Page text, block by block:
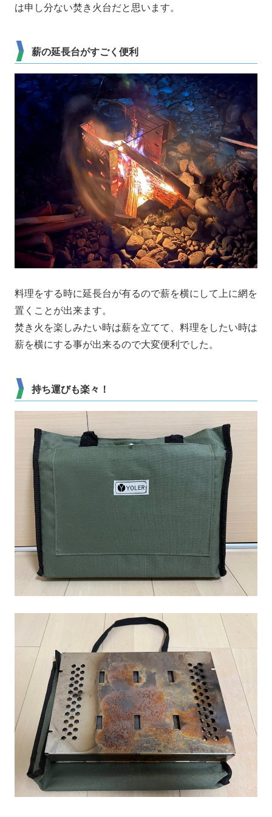
は申し分ない焚き火台だと思います。
薪の延長台がすごく便利
料理をする時に延長台が有るので薪を横にして上に網を
置くことが出来ます。
焚き火を楽しみたい時は薪を立てて、料理をしたい時は
薪を横にする事が出来るので大変便利でした。
持ち運びも楽々！